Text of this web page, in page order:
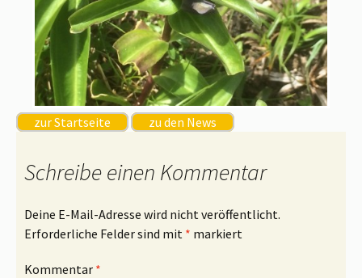
zur Startseite zu den News
Schreibe einen Kommentar
Deine E-Mail-Adresse wird nicht veröffentlicht.
Erforderliche Felder sind mit * markiert
Kommentar *